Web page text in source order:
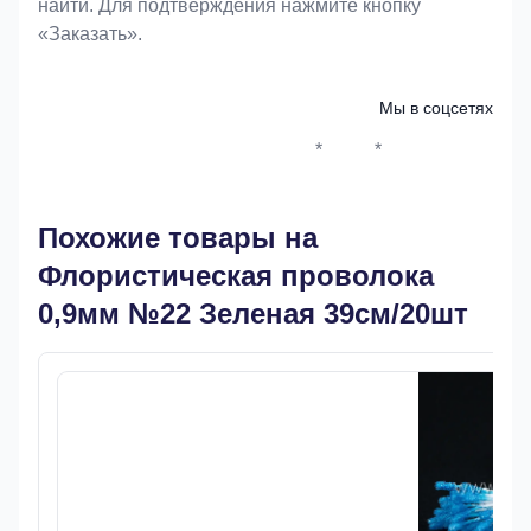
найти. Для подтверждения нажмите кнопку
«Заказать».
Мы в соцсетях
* *
Похожие товары на
Флористическая проволока
0,9мм №22 Зеленая 39см/20шт